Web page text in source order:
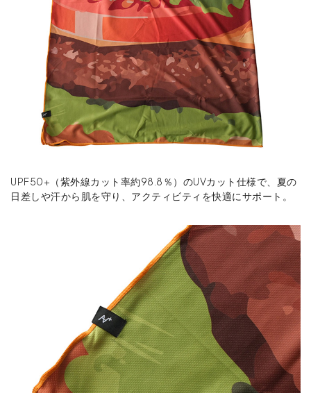
UPF50+（紫外線カット率約98.8％）のUVカット仕様で、夏の
日差しや汗から肌を守り、アクティビティを快適にサポート。